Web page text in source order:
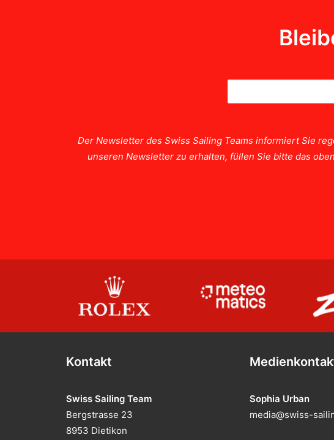
Der Newsletter des Swiss Sailing Teams informiert Sie
unseren Newsletter zu erhalten, füllen Sie bitte das
Kontakt
Swiss Sailing Team
Bergstrasse 23
8953 Dietikon
Sophia Urban
media@swiss-